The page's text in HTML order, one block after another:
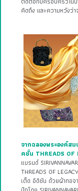
คิดถึง และความหวังว่
จากฉลองพระองค์ส
คชั่น THREADS OF
แบรนด์
THREADS OF
เต็ด อิดิชัน ด้วยผ้าทอจ